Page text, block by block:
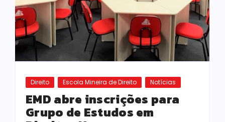
Direito Escola Mineira de Direito Notícias
EMD abre inscrições para
Grupo de Estudos em